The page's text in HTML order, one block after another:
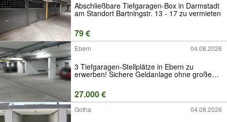
Abschließbare Tiefgaragen-Box in Darmstadt
am Standort Bartningstr. 13 - 17 zu vermieten
79 €
Ebern 04.08.2026
3 Tiefgaragen-Stellplätze in Ebern zu
erwerben! Sichere Geldanlage ohne großen
27.000 €
Gotha 04.08.2026